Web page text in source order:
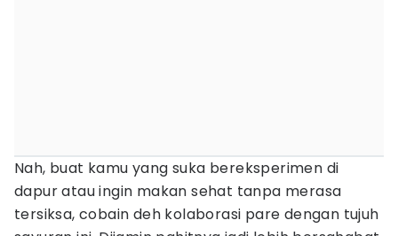
Nah, buat kamu yang suka bereksperimen di
dapur atau ingin makan sehat tanpa merasa
tersiksa, cobain deh kolaborasi pare dengan tujuh